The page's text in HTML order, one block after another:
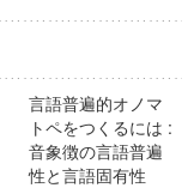
言語普遍的オノマ
トペをつくるには :
音象徴の言語普遍
性と言語固有性